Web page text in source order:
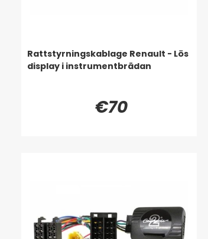
Rattstyrningskablage Renault - Lös
display i instrumentbrädan
€70